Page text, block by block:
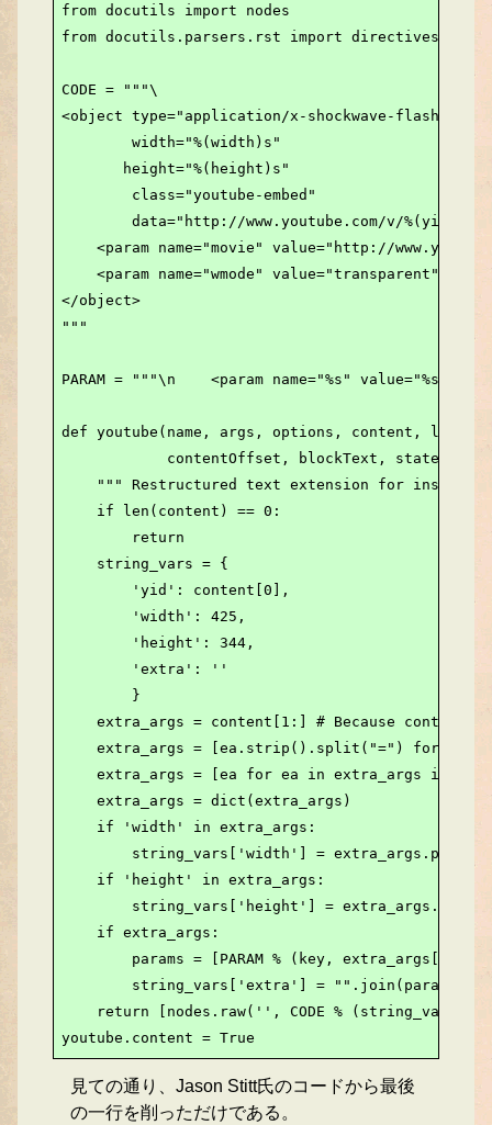
from docutils import nodes
from docutils.parsers.rst import directives
CODE = """\
<object type="application/x-shockwave-flash"
        width="%(width)s"
       height="%(height)s"
        class="youtube-embed"
        data="http://www.youtube.com/v/%(yid)s">
<param name="movie" value="http://
<param name="wmode" value="transparent"></
</object>
"""
PARAM = """\n    <param name="%s" value="%s"></
def youtube(name, args, options, content, lineno,
contentOffset, blockText, state,
""" Restructured text extension for
    if len(content) == 0:
        return
    string_vars = {
        'yid': content[0],
        'width': 425,
        'height': 344,
        'extra': ''
        }
extra_args = content[1:] # Because
extra_args = [ea.strip().split("=") for ea
extra_args = [ea for ea in extra_args if
    extra_args = dict(extra_args)
    if 'width' in extra_args:
string_vars['width'] =
    if 'height' in extra_args:
string_vars['height'] =
    if extra_args:
params = [PARAM % (key, extra_args[key])
        string_vars['extra'] = "".join(params)
return [nodes.raw('', CODE % (string_vars),
youtube.content = True
見ての通り、Jason Stitt氏のコードから最後
の一行を削っただけである。